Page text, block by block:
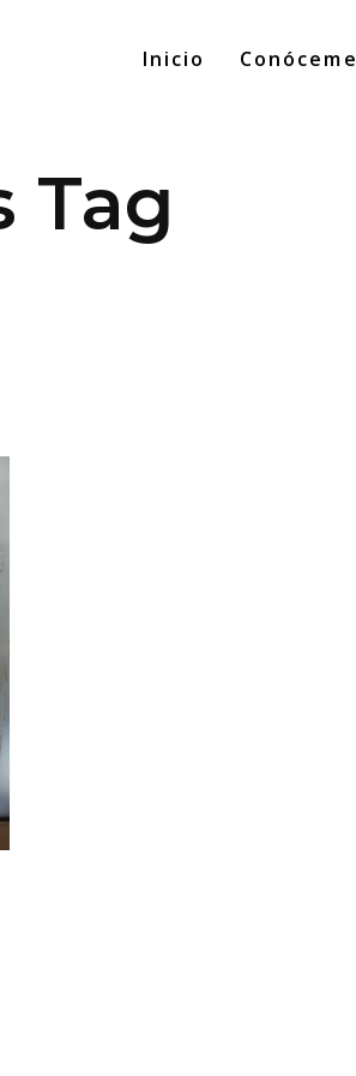
Inicio Conóceme
Tag